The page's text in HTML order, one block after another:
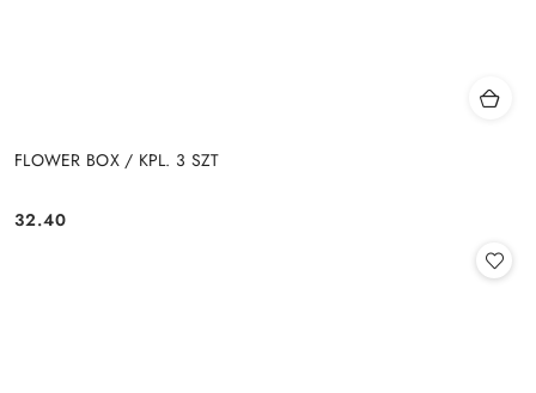
FLOWER BOX / KPL. 3 SZT
Cena:
32.40